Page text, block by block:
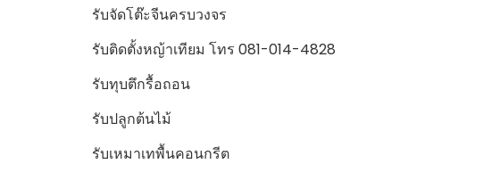
รับจัดโต๊ะจีนครบวงจร
รับติดตั้งหญ้าเทียม โทร 081-014-4828
รับทุบตึกรื้อถอน
รับปลูกต้นไม้
รับเหมาเทพื้นคอนกรีต